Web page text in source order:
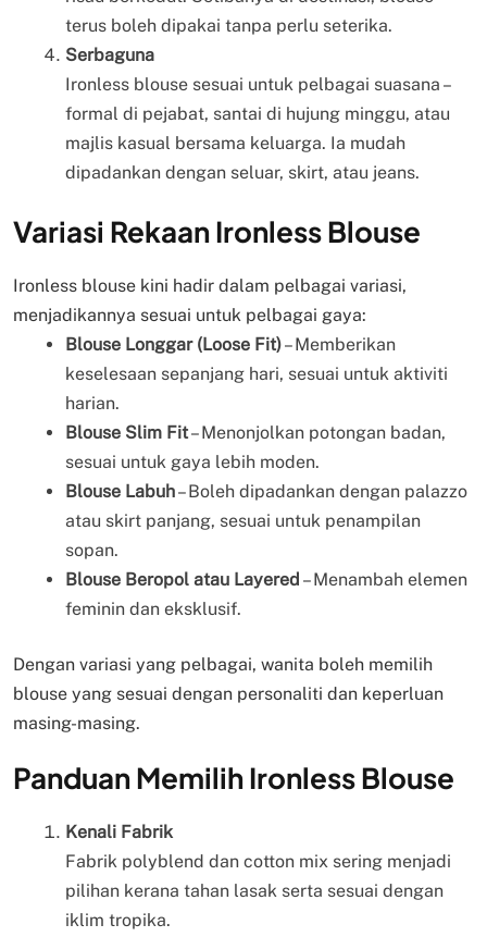
terus boleh dipakai tanpa perlu seterika.
Serbaguna
Ironless blouse sesuai untuk pelbagai suasana –
formal di pejabat, santai di hujung minggu, atau
majlis kasual bersama keluarga. Ia mudah
dipadankan dengan seluar, skirt, atau jeans.
Variasi Rekaan Ironless Blouse
Ironless blouse kini hadir dalam pelbagai variasi,
menjadikannya sesuai untuk pelbagai gaya:
Blouse Longgar (Loose Fit)– Memberikan
keselesaan sepanjang hari, sesuai untuk aktiviti
harian.
Blouse Slim Fit– Menonjolkan potongan badan,
sesuai untuk gaya lebih moden.
Blouse Labuh– Boleh dipadankan dengan palazzo
atau skirt panjang, sesuai untuk penampilan
sopan.
Blouse Beropol atau Layered – Menambah elemen
feminin dan eksklusif.
Dengan variasi yang pelbagai, wanita boleh memilih
blouse yang sesuai dengan personaliti dan keperluan
masing-masing.
Panduan Memilih Ironless Blouse
Kenali Fabrik
Fabrik polyblend dan cotton mix sering menjadi
pilihan kerana tahan lasak serta sesuai dengan
iklim tropika.